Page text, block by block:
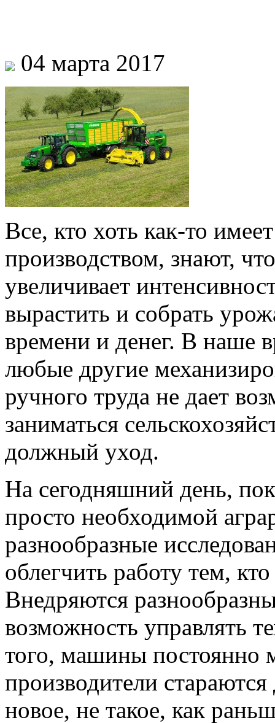
04 марта 2017
Все, кто хоть как-то
производством, знают,
увеличивает
вырастить и собрать
времени и денег. В наше
любые другие
ручного труда не дает
заниматься
должный уход.
На сегодняшний день,
просто необходимой
разнообразные
облегчить работу тем,
Внедряются
возможность управлять
того, машины постоянно
производители
новое, не такое, как